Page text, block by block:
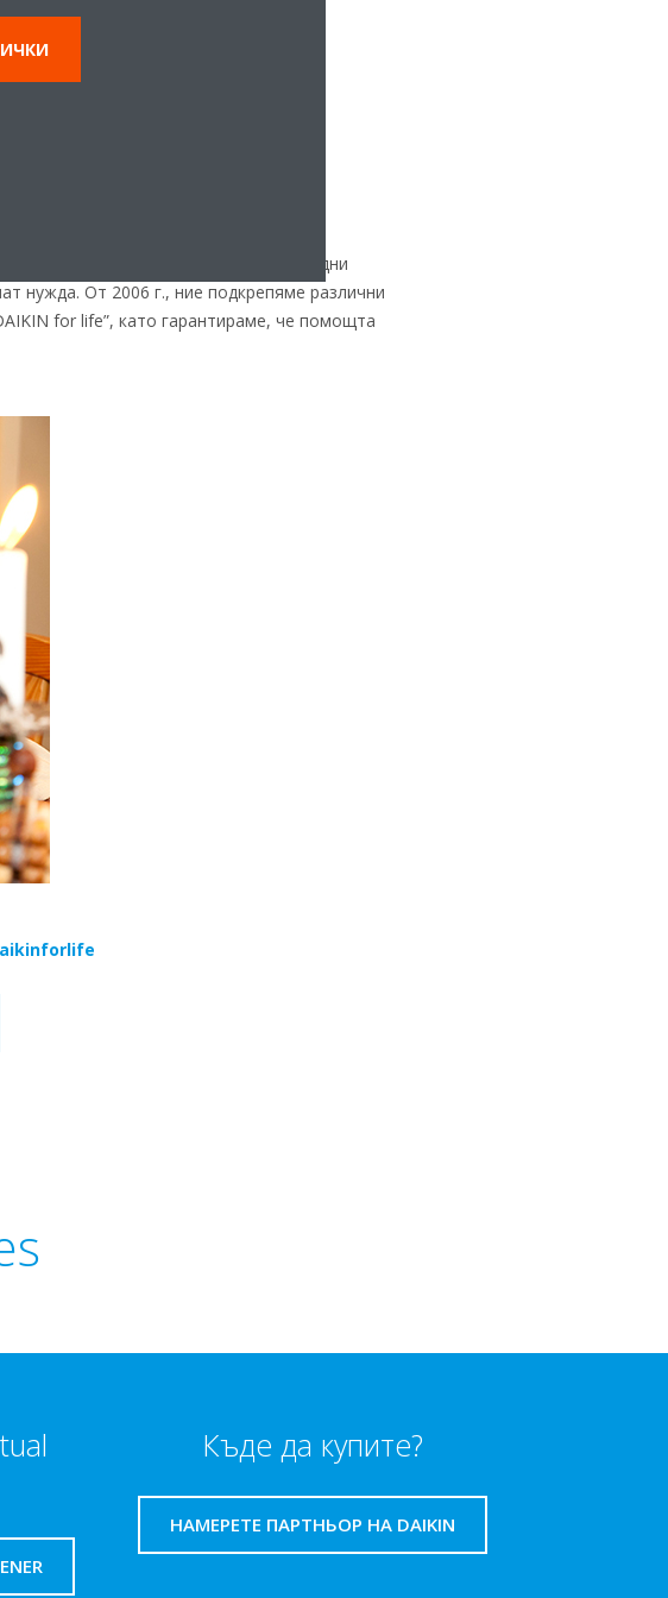
да харчим пари да печатаме коледни
нужда. От 2006 г., ние подкрепяме различни
for life”, като гарантираме, че помощта
Къде да купите?
НАМЕРЕТЕ ПАРТНЬОР НА DAIKIN